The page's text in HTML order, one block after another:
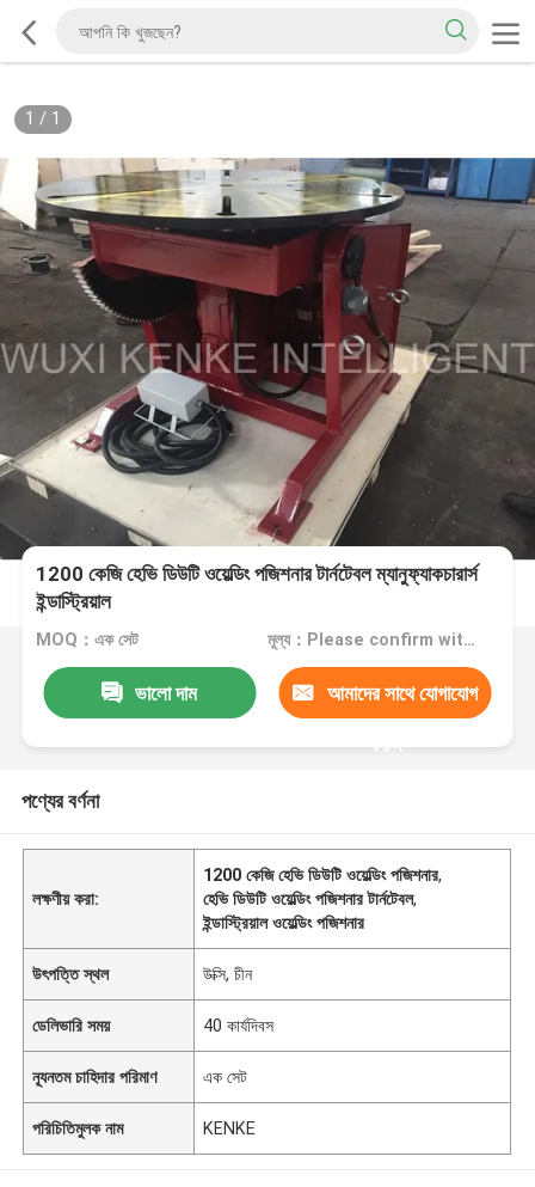
1 / 1
1200 কেজি হেভি ডিউটি ​​ওয়েল্ডিং পজিশনার টার্নটেবল ম্যানুফ্যাকচারার্স
ইন্ডাস্ট্রিয়াল
MOQ：এক সেট মূল্য：Please confirm with us
ভালো দাম আমাদের সাথে যোগাযোগ
করুন
পণ্যের বর্ণনা
লক্ষণীয় করা:
1200 কেজি হেভি ডিউটি ​​ওয়েল্ডিং পজিশনার,
হেভি ডিউটি ​​ওয়েল্ডিং পজিশনার টার্নটেবল,
ইন্ডাস্ট্রিয়াল ওয়েল্ডিং পজিশনার
উৎপত্তি স্থল উক্সি, চীন
ডেলিভারি সময় 40 কার্যদিবস
ন্যূনতম চাহিদার পরিমাণ এক সেট
পরিচিতিমুলক নাম KENKE